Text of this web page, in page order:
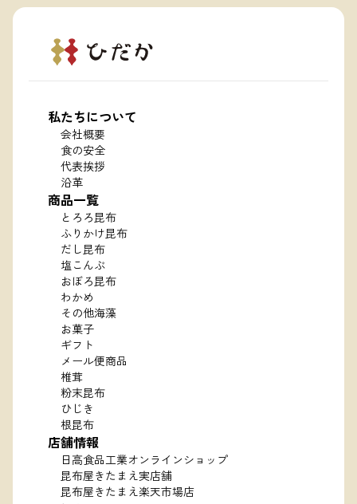
私たちについて
会社概要
食の安全
代表挨拶
沿革
商品一覧
とろろ昆布
ふりかけ昆布
だし昆布
塩こんぶ
おぼろ昆布
わかめ
その他海藻
お菓子
ギフト
メール便商品
椎茸
粉末昆布
ひじき
根昆布
店舗情報
日高食品工業オンラインショップ
昆布屋きたまえ実店舗
昆布屋きたまえ楽天市場店